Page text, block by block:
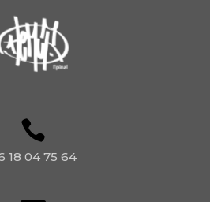
18 04 75 64